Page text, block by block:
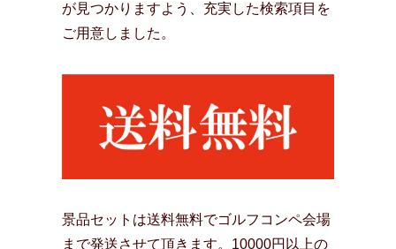
が見つかりますよう、充実した検索項目を
ご用意しました。
景品セットは送料無料でゴルフコンペ会場
まで発送させて頂きます。10000円以上の